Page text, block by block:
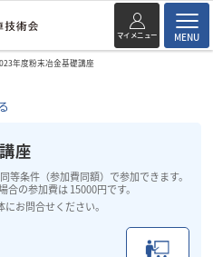
マイメニュー MENU
年度粉末冶金基礎講座
座
等条件（参加費同額）で参加できます。
の参加費は 15000円です。
お問合せください。